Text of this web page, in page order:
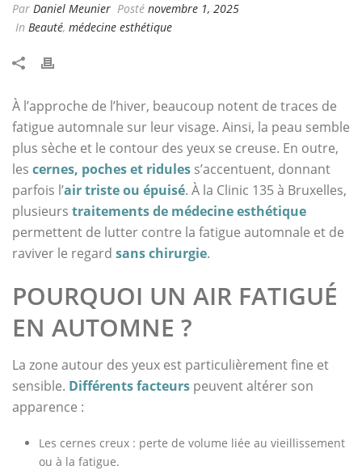
Par Daniel Meunier Posté novembre 1, 2025
In Beauté, médecine esthétique
À l’approche de l’hiver, beaucoup notent de traces de
fatigue automnale sur leur visage. Ainsi, la peau semble
plus sèche et le contour des yeux se creuse. En outre,
les cernes, poches et ridules s’accentuent, donnant
parfois l’air triste ou épuisé. À la Clinic 135 à Bruxelles,
plusieurs traitements de médecine esthétique
permettent de lutter contre la fatigue automnale et de
raviver le regard sans chirurgie.
POURQUOI UN AIR FATIGUÉ
EN AUTOMNE ?
La zone autour des yeux est particulièrement fine et
sensible. Différents facteurs peuvent altérer son
apparence :
Les cernes creux : perte de volume liée au vieillissement
ou à la fatigue.